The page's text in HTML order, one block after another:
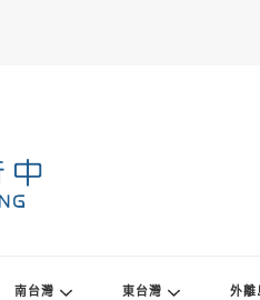
南台灣 東台灣 外離